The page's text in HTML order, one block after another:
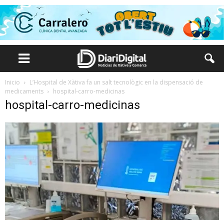
Inicio
L’Hospital de Xàtiva fa un salt tecnològic en la dispensació de
medicaments
hospital-carro-medicinas
hospital-carro-medicinas